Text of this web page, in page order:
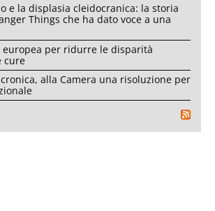
e la displasia cleidocranica: la storia
Things che ha dato voce a una
europea per ridurre le disparità
cure
alla Camera una risoluzione per